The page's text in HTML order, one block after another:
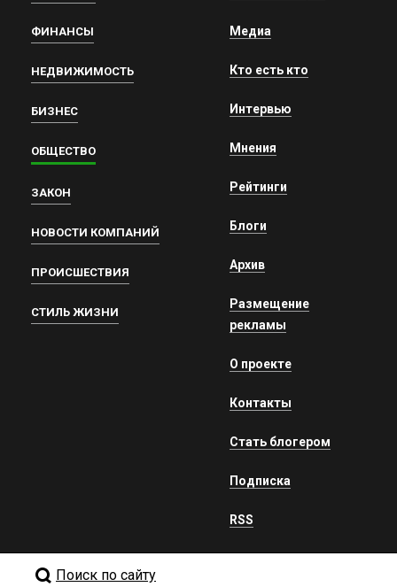
ФИНАНСЫ
НЕДВИЖИМОСТЬ
БИЗНЕС
ОБЩЕСТВО
ЗАКОН
НОВОСТИ КОМПАНИЙ
ПРОИСШЕСТВИЯ
СТИЛЬ ЖИЗНИ
Медиа
Кто есть кто
Интервью
Мнения
Рейтинги
Блоги
Архив
Размещение
рекламы
О проекте
Контакты
Стать блогером
Подписка
RSS
Поиск по сайту